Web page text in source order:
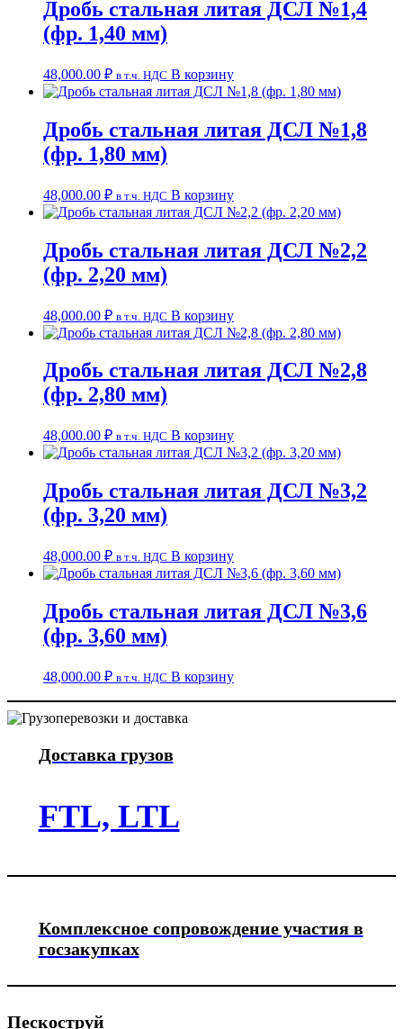
Дробь стальная литая ДСЛ №1,4
(фр. 1,40 мм)
48,000.00 ₽ в т.ч. НДС В корзину
Дробь стальная литая ДСЛ №1,8
(фр. 1,80 мм)
48,000.00 ₽ в т.ч. НДС В корзину
Дробь стальная литая ДСЛ №2,2
(фр. 2,20 мм)
48,000.00 ₽ в т.ч. НДС В корзину
Дробь стальная литая ДСЛ №2,8
(фр. 2,80 мм)
48,000.00 ₽ в т.ч. НДС В корзину
Дробь стальная литая ДСЛ №3,2
(фр. 3,20 мм)
48,000.00 ₽ в т.ч. НДС В корзину
Дробь стальная литая ДСЛ №3,6
(фр. 3,60 мм)
48,000.00 ₽ в т.ч. НДС В корзину
Доставка грузов
FTL, LTL
Комплексное сопровождение участия в
госзакупках
Пескоструй